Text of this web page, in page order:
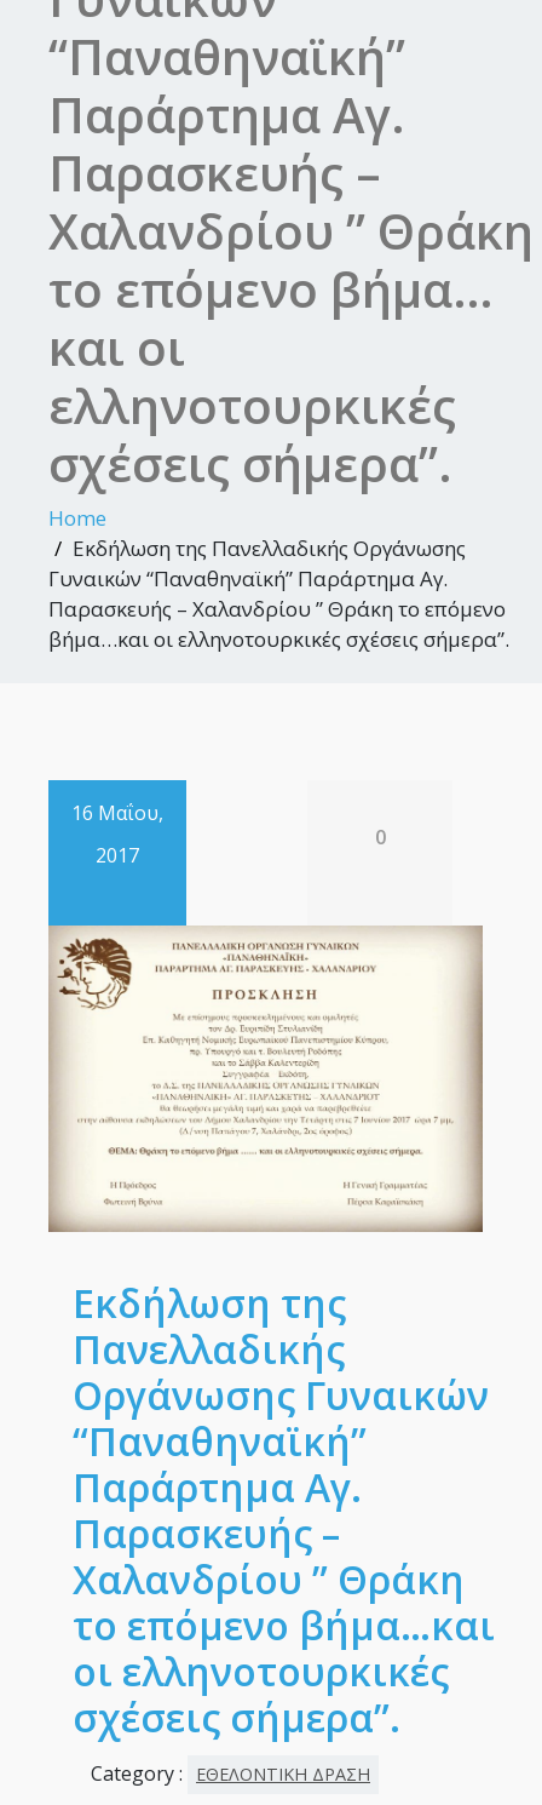
“Παναθηναϊκή”
Παράρτημα Αγ.
Παρασκευής –
Χαλανδρίου ” Θράκη
το επόμενο βήμα…
και οι
ελληνοτουρκικές
σχέσεις σήμερα”.
Home
Εκδήλωση της Πανελλαδικής Οργάνωσης
Γυναικών “Παναθηναϊκή” Παράρτημα Αγ.
Παρασκευής – Χαλανδρίου ” Θράκη το επόμενο
βήμα…και οι ελληνοτουρκικές σχέσεις σήμερα”.
16 Μαΐου,
2017
0
Εκδήλωση της
Πανελλαδικής
Οργάνωσης Γυναικών
“Παναθηναϊκή”
Παράρτημα Αγ.
Παρασκευής –
Χαλανδρίου ” Θράκη
το επόμενο βήμα…και
οι ελληνοτουρκικές
σχέσεις σήμερα”.
Category : ΕΘΕΛΟΝΤΙΚΗ ΔΡΑΣΗ